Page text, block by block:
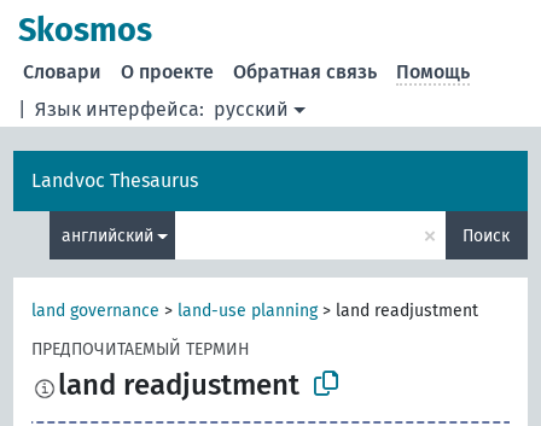
Skosmos
Язык интерфейса: русский
Словари О проекте Обратная связь Помощь
Landvoc Thesaurus
английский × Поиск
land governance > land-use planning> land readjustment
ПРЕДПОЧИТАЕМЫЙ ТЕРМИН
land readjustment